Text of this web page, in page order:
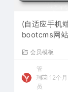
(自适应手机
bootcms网
会员模板
管
理
员
12个